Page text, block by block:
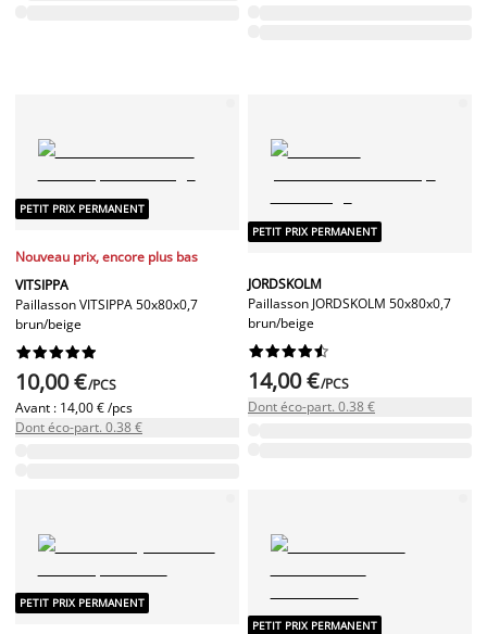
PETIT PRIX PERMANENT
Nouveau prix, encore plus bas
VITSIPPA
Paillasson VITSIPPA 50x80x0,7
brun/beige






10,00 €/PCS
Avant : 14,00 € /pcs
Dont éco-part. 0.38 €
PETIT PRIX PERMANENT
JORDSKOLM
Paillasson JORDSKOLM 50x80x0,7
brun/beige






14,00 €/PCS
Dont éco-part. 0.38 €
PETIT PRIX PERMANENT
PETIT PRIX PERMANENT